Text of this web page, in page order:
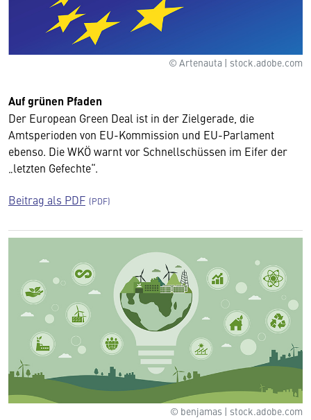
© Artenauta | stock.adobe.com
Auf grünen Pfaden
Der European Green Deal ist in der Zielgerade, die
Amtsperioden von EU-Kommission und EU-Parlament
ebenso. Die WKÖ warnt vor Schnellschüssen im Eifer der
„letzten Gefechte“.
Beitrag als PDF
© benjamas | stock.adobe.com